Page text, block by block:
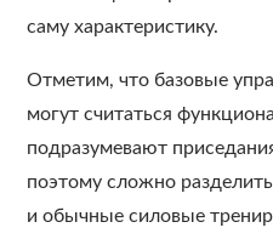
саму характеристику.
Отметим, что базовые
могут считаться
подразумевают
поэтому сложно
и обычные силовые